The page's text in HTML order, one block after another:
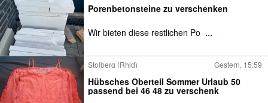
Nachrichten
Anzeige aufgeben
Porenbetonsteine zu verschenken
Wir bieten diese restlichen Po ...
Stolberg (Rhld) Gestern, 15:59
Hübsches Oberteil Sommer Urlaub 50
passend bei 46 48 zu verschenk